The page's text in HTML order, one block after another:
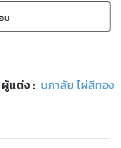
บ
ผู้แต่ง : นภาลัย ไผ่สีทอง